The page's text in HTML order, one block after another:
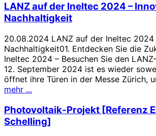
LANZ auf der Ineltec 2024 –
Nachhaltigkeit
20.08.2024 LANZ auf der Ineltec
Nachhaltigkeit01. Entdecken Sie die
Ineltec 2024 – Besuchen Sie den
12. September 2024 ist es wieder
öffnet ihre Türen in der Messe Zürich,
mehr ...
Photovoltaik-Projekt [Referenz
Schelling]